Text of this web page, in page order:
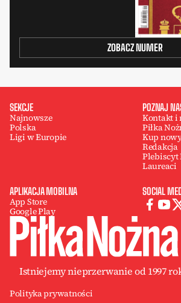
ZOBACZ NUMER
SEKCJE
Najnowsze
Polska
Ligi w Europie
POZNAJ
Kontakt i
Piłka
Kup
Redakcja
Plebiscyt
Laureaci
APLIKACJA MOBILNA
App Store
Google Play
SOCIAL
Istniejemy nieprzerwanie od 1997
Polityka prywatności